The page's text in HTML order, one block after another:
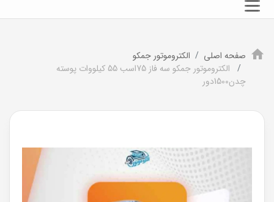
صفحه اصلی
الکتروموتور جمکو
الکتروموتور جمکو سه فاز 75اسب 55 کیلووات پوسته
چدن1500دور